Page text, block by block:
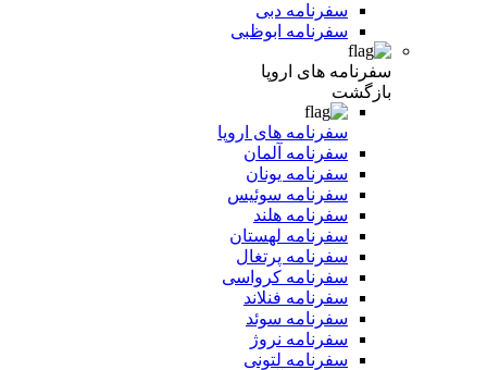
سفرنامه دبی
سفرنامه ابوظبی
سفرنامه های اروپا
بازگشت
سفرنامه های اروپا
سفرنامه آلمان
سفرنامه یونان
سفرنامه سوئیس
سفرنامه هلند
سفرنامه لهستان
سفرنامه پرتغال
سفرنامه کرواسی
سفرنامه فنلاند
سفرنامه سوئد
سفرنامه نروژ
سفرنامه لتونی